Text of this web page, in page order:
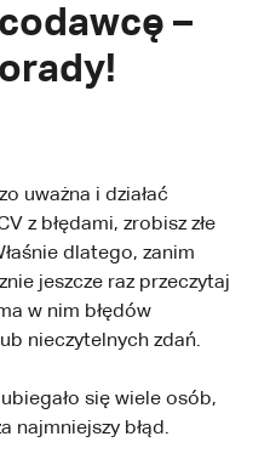
–
uważna i działać
z błędami, zrobisz złe
dlatego, zanim
jeszcze raz przeczytaj
w nim błędów
nieczytelnych zdań.
się wiele osób,
najmniejszy błąd.